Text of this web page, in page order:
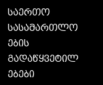
საერთო
სასამართლო
ების
გადაწყვეტილ
ებები